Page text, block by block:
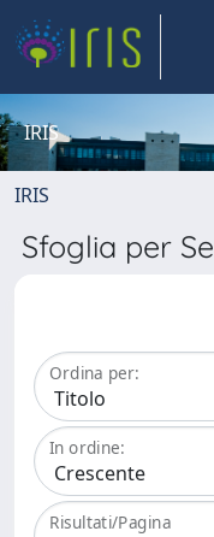
IRIS
IRIS
Sfoglia per
Ordina per:
In ordine:
Risultati/Pagina